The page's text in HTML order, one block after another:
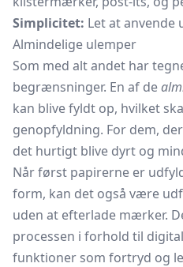
Simplicitet: Let at anvende
Almindelige ulemper
Som med alt andet har
begrænsninger. En af de
kan blive fyldt op, hvilket
genopfyldning. For dem,
det hurtigt blive dyrt og
Når først papirerne er
form, kan det også være
uden at efterlade mærker.
processen i forhold til
funktioner som fortryd og